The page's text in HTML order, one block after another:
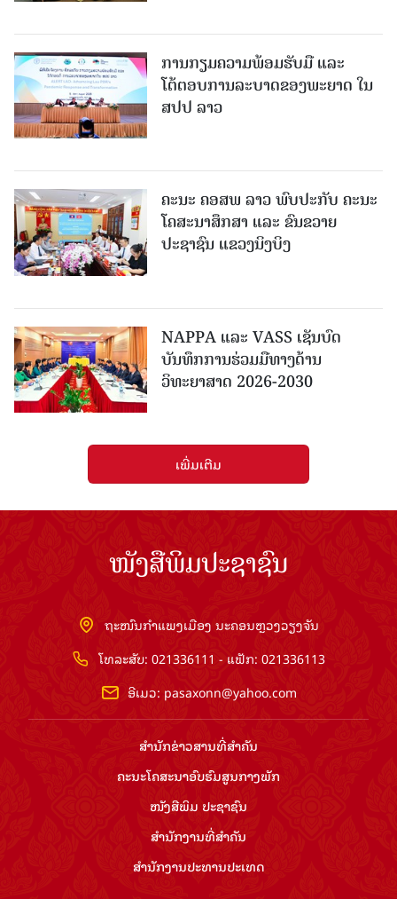
ການກຽມຄວາມພ້ອມຮັບມື ແລະ
ໂຕ້ຕອບການລະບາດຂອງພະຍາດ ໃນ
ສປປ ລາວ
ຄະນະ ຄອສພ ລາວ ພົບປະກັບ ຄະນະ
ໂຄສະນາສຶກສາ ແລະ ຂົນຂວາຍ
ປະຊາຊົນ ແຂວງນິງບິງ
NAPPA ແລະ VASS ເຊັນບົດ
ບັນທຶກການຮ່ວມມືທາງດ້ານ
ວິທະຍາສາດ 2026-2030
ເພີ່ມເຕີມ
ໜັງສືພິມປະຊາຊົນ
ຖະໜົນກຳແພງເມືອງ ນະຄອນຫຼວງວຽງຈັນ
ໂທລະສັບ: 021336111 - ແຟັກ: 021336113
ອີເມວ: pasaxonn@yahoo.com
ສຳ​ນັກ​ຂ່າວ​ສານ​ທີ່​ສຳ​ຄັນ​
ຄະນະໂຄສະນາອົບຮົມ​ສູນ​ກາງ​ພັກ
ໜັງສືພິມ ປະ​ຊາ​ຊົນ
ສຳ​ນັກ​ງານ​ທີ່​ສຳ​ຄັນ
ສຳ​ນັກ​ງານ​ປະ​ທານ​ປະ​ເທດ